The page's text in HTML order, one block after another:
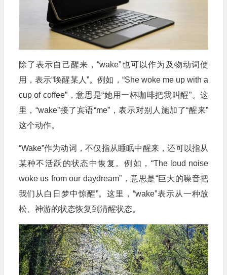
除了表示自己醒来，“wake”也可以作为及物动词使
用，表示“唤醒某人”。例如，“She woke me up with a
cup of coffee”，意思是“她用一杯咖啡把我叫醒”。这
里，“wake”接了宾语“me”，表示对别人施加了“醒来”
这个动作。
“Wake”作为动词，不仅指从睡眠中醒来，还可以指从
某种不活跃的状态中恢复。例如，“The loud noise
woke us from our daydream”，意思是“巨大的噪音把
我们从白日梦中惊醒”。这里，“wake”表示从一种放
松、神游的状态恢复到清醒状态。